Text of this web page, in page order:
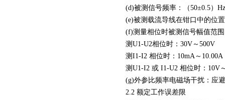
(d)被测信号频率：（50±0.5）Hz
(e)被测载流导线在钳口中的位
(f)测量相位时被测信号幅值范围
测U1-U2相位时：30V～500V
测I1-I2 相位时：10mA～10.00A
测U1-I2 或 I1-U2 相位时：10V
(g)外参比频率电磁场干扰：应
2.2 额定工作误差限